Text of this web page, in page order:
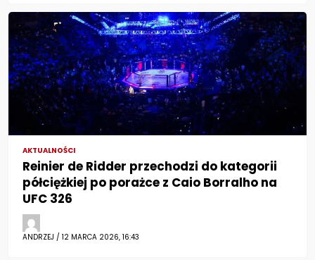
AKTUALNOŚCI
Reinier de Ridder przechodzi do kategorii
półciężkiej po porażce z Caio Borralho na
UFC 326
ANDRZEJ / 12 MARCA 2026, 16:43